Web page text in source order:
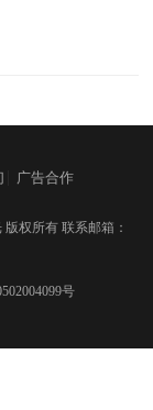
广告合作
版权所有 联系邮箱：
号